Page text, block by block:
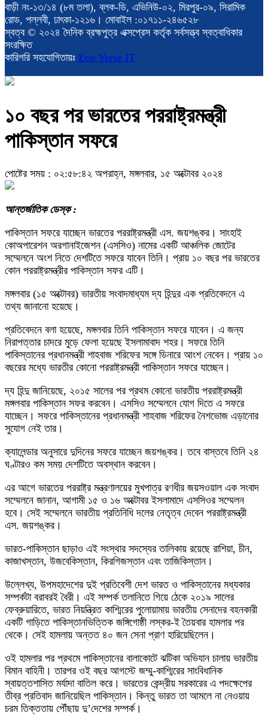
বাড়ী নং-১৩/১৪ (৮ম তলা), ব্লক-ডি, এভিনিউ-০২, মিরপুর-০৯, সিরামিক
রোড, পল্লবী, ঢাৎকা-১২১৬। মোবাইল :০১৭১১-২৪৬৫২৮
স্বত্ব © ২০২৪ দৈনিক ব্রহ্মপুত্র এক্সপ্রেস কর্তৃক সর্বসত্ত্ব স্বত্বাধিকার
সংরক্ষিত
কারিগরি সহযোগিতায়ঃ Eco Verse IT
১০ বছর পর ভারতের পররাষ্ট্রমন্ত্রী
পাকিস্তান সফরে
পোষ্টের সময় : ০২:৫৮:৪২ অপরাহ্ন, মঙ্গলবার, ১৫ অক্টোবর ২০২৪
আন্তর্জাতিক ডেস্ক :
পাকিস্তান সফরে যাচ্ছেন ভারতের পররাষ্ট্রমন্ত্রী এস. জয়শঙ্কর। সাংহাই
কোঅপারেশন অরগানাইজেশন (এসসিও) নামের একটি আঞ্চলিক জোটের
সম্মেলনে অংশ নিতে দেশটিতে সফরে যাবেন তিনি। প্রায় ১০ বছর পর ভারতের
কোন পররাষ্ট্রমন্ত্রীর পাকিস্তান সফর এটি।
মঙ্গলবার (১৫ অক্টোবর) ভারতীয় সংবাদমাধ্যম দ্য হিন্দুর এক প্রতিবেদনে এ
তথ্য জানানো হয়েছে।
প্রতিবেদনে বলা হয়েছে, মঙ্গলবার তিনি পাকিস্তান সফরে যাবেন। এ জন্য
নিরাপত্তার চাদরে মুড়ে ফেলা হয়েছে ইসলামাবাদ শহর। সফরে তিনি
পাকিস্তানের প্রধানমন্ত্রী শাহবাজ শরিফের সঙ্গে ডিনারে আংশ নেবেন। প্রায় ১০
বছরের মধ্যে ভারতীর কোনো পররাষ্ট্রমন্ত্রী পাকিস্তান সফরে যাচ্ছেন।
দ্য হিন্দু জানিয়েছে, ২০১৫ সালের পর প্রথম কোনো ভারতীয় পররাষ্ট্রমন্ত্রী
মঙ্গলবার পাকিস্তান সফর করবেন। এসসিও সম্মেলনে যোগ দিতে এ সফরে
যাচ্ছেন। সফরে পাকিস্তানের প্রধানমন্ত্রী শাহবাজ শরিফের নৈশভোজ এড়ানোর
সুযোগ নেই তার।
ক্যালেন্ডার অনুসারে দুদিনের সফরে যাচ্ছেন জয়শঙ্কর। তবে বাস্তবে তিনি ২৪
ঘণ্টারও কম সময় দেশটিতে অবস্থান করবেন।
এর আগে ভারতের পররাষ্ট্র মন্ত্রণালয়ের মুখপাত্র রণধীর জয়সওয়াল এক সংবাদ
সম্মেলনে জানান, আগামী ১৫ ও ১৬ অক্টোবর ইসলামাদে এসসিওর সম্মেলন
হবে। সেই সম্মেলনে ভারতীয় প্রতিনিধি দলের নেতৃত্ব দেবেন পররাষ্ট্রমন্ত্রী
এস. জয়শঙ্কর।
ভারত-পাকিস্তান ছাড়াও এই সংস্থার সদস্যের তালিকায় রয়েছে রাশিয়া, চীন,
কাজাখস্তান, উজবেকিস্তান, কিরগিজস্তান এবং তাজিকিস্তান।
উল্লেখ্য, উপমহাদেশের দুই প্রতিবেশী দেশ ভারত ও পাকিস্তানের মধ্যকার
সম্পর্কটা বরাবরই বৈরী। এই সম্পর্ক তলানিতে গিয়ে ঠেকে ২০১৯ সালের
ফেব্রুয়ারিতে, ভারত নিয়ন্ত্রিত কাশ্মিরের পুলোয়ামায় ভারতীয় সেনাদের বহনকারী
একটি গাড়িতে পাকিস্তানভিত্তিক জঙ্গিগোষ্ঠী লস্কর-ই তৈয়বার হামলার পর
থেকে। সেই হামলায় অন্তত ৪০ জন সেনা প্রাণ হারিয়েছিলেন।
ওই হামলার পর প্রথমে পাকিস্তানের বালাকোটে ঝটিকা অভিযান চালায় ভারতীয়
বিমান বাহিনী। তারপর ওই বছর আগস্টে জম্মু-কাশ্মিরের সাংবিধানিক
স্বায়ত্তশাসিত মর্যাদা বাতিল করে। ভারতের কেন্দ্রীয় সরকারের এ পদক্ষেপের
তীব্র প্রতিবাদ জানিয়েছিল পাকিস্তান। কিন্তু ভারত তা আমলে না নেওয়ায়
চরম তিক্ততায় পৌঁছায় দু’দেশের সম্পর্ক।